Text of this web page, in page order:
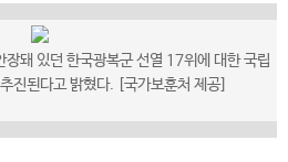
돼 있던 한국광복군 선열 17위에 대한 국립
진된다고 밝혔다. [국가보훈처 제공]